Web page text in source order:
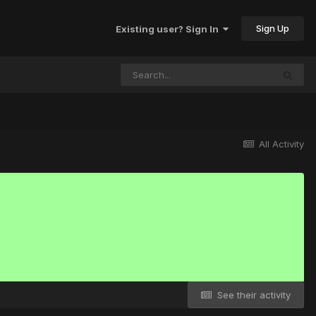
Existing user? Sign In Sign Up
All Activity
See their activity